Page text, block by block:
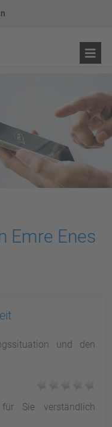
Emre Enes
und den
Sie verständlich